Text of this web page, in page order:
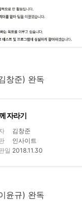
창준) 완독
자라기
김창준
인사이트
일 2018.11.30
윤규) 완독